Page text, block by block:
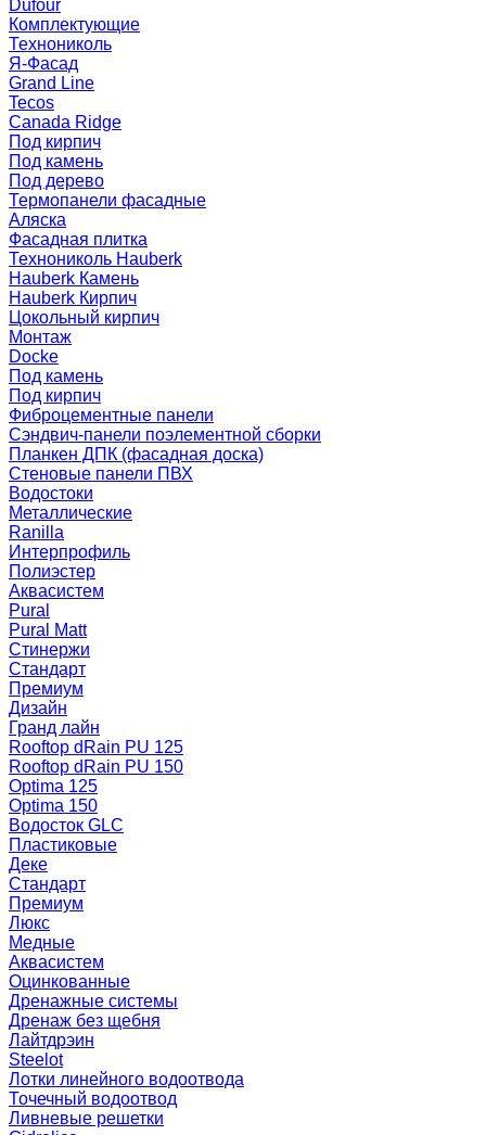
Dufour
Комплектующие
Технониколь
Я-Фасад
Grand Line
Tecos
Canada Ridge
Под кирпич
Под камень
Под дерево
Термопанели фасадные
Аляска
Фасадная плитка
Технониколь Hauberk
Hauberk Камень
Hauberk Кирпич
Цокольный кирпич
Монтаж
Docke
Под камень
Под кирпич
Фиброцементные панели
Сэндвич-панели поэлементной сборки
Планкен ДПК (фасадная доска)
Стеновые панели ПВХ
Водостоки
Металлические
Ranilla
Интерпрофиль
Полиэстер
Аквасистем
Pural
Pural Matt
Стинержи
Стандарт
Премиум
Дизайн
Гранд лайн
Rooftop dRain PU 125
Rooftop dRain PU 150
Optima 125
Optima 150
Водосток GLC
Пластиковые
Деке
Стандарт
Премиум
Люкс
Медные
Аквасистем
Оцинкованные
Дренажные системы
Дренаж без щебня
Лайтдрэин
Steelot
Лотки линейного водоотвода
Точечный водоотвод
Ливневые решетки